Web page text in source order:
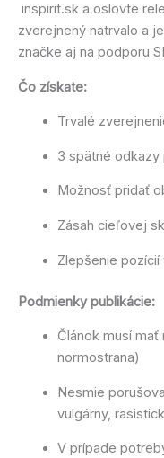
inspirit.sk a oslovte
zverejnený natrvalo a
značke aj na podporu
Čo získate:
Trvalé
3 spätné
Možnosť pridať
Zásah cieľovej
Zlepšenie
Podmienky publikácie:
Článok musí mať
normostrana)
Nesmie
vulgárny,
V prípade